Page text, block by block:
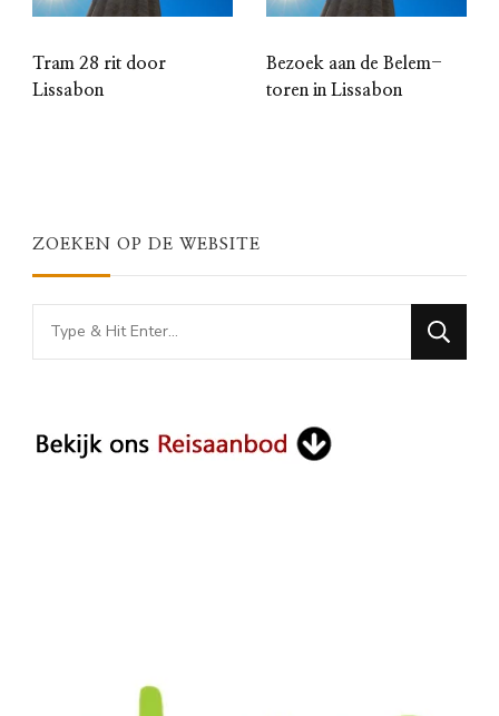
Tram 28 rit door
Lissabon
Bezoek aan de Belem-
toren in Lissabon
ZOEKEN OP DE WEBSITE
Looking
for